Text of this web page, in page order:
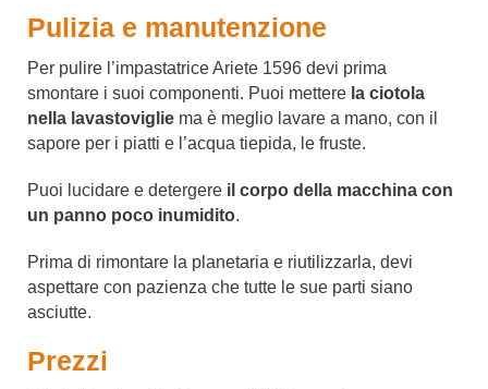
Pulizia e manutenzione
Per pulire l’impastatrice Ariete 1596 devi prima
smontare i suoi componenti. Puoi mettere la ciotola
nella lavastoviglie ma è meglio lavare a mano, con il
sapore per i piatti e l’acqua tiepida, le fruste.
Puoi lucidare e detergere il corpo della macchina con
un panno poco inumidito.
Prima di rimontare la planetaria e riutilizzarla, devi
aspettare con pazienza che tutte le sue parti siano
asciutte.
Prezzi